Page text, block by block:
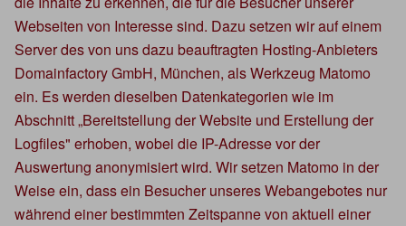
Webseiten von Interesse sind. Dazu setzen wir auf einem
Server des von uns dazu beauftragten Hosting-Anbieters
Domainfactory GmbH, München, als Werkzeug Matomo
ein. Es werden dieselben Datenkategorien wie im
Abschnitt „Bereitstellung der Website und Erstellung der
Logfiles" erhoben, wobei die IP-Adresse vor der
Auswertung anonymisiert wird. Wir setzen Matomo in der
Weise ein, dass ein Besucher unseres Webangebotes nur
während einer bestimmten Zeitspanne von aktuell einer